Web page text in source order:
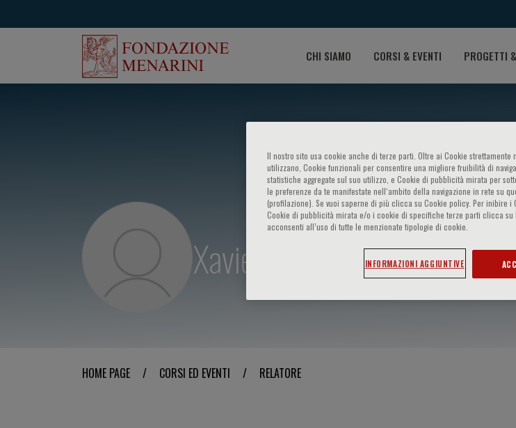
CHI SIAMO CORSI & EVENTI PROGETTI
Xavier Rogiers
HOME PAGE / CORSI ED EVENTI / RELATORE
Il nostro sito usa cookie anche di terze parti. Oltre ai Cookie strettamente
utilizzano, Cookie funzionali per consentire una migliore fruibilità di
statistiche aggregate sul suo utilizzo, e Cookie di pubblicità mirata per
le preferenze da te manifestate nell‘ambito della navigazione in rete su
(profilazione). Se vuoi saperne di più clicca su Cookie policy. Per inibire
Cookie di pubblicità mirata e/o i cookie di specifiche terze parti clicca su
acconsenti all’uso di tutte le menzionate tipologie di cookie.
INFORMAZIONI AGGIUNTIVE